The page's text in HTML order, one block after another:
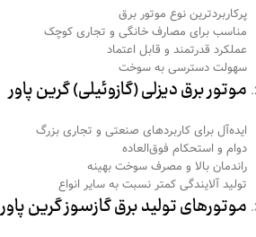
پرکاربردترین نوع موتور برق
مناسب برای مصارف خانگی و تجاری کوچک
عملکرد قدرتمند و قابل اعتماد
سهولت دسترسی به سوخت
موتور برق دیزلی (گازوئیلی) گرین پاور
ایده‌آل برای کاربردهای صنعتی و تجاری بزرگ
دوام و استحکام فوق‌العاده
راندمان بالا و مصرف سوخت بهینه
تولید آلایندگی کمتر نسبت به سایر انواع
موتورهای تولید برق گازسوز گرین پاور